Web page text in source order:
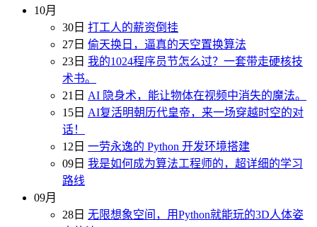
10月
30日 打工人的薪资倒挂
27日 偷天换日，逼真的天空置换算法
23日 我的1024程序员节怎么过？一套带走硬核技
术书。
21日 AI 隐身术，能让物体在视频中消失的魔法。
15日 AI复活明朝历代皇帝，来一场穿越时空的对
话！
12日 一劳永逸的 Python 开发环境搭建
09日 我是如何成为算法工程师的，超详细的学习
路线
09月
28日 无限想象空间，用Python就能玩的3D人体姿